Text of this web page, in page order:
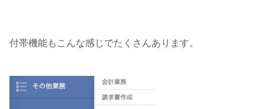
付帯機能もこんな感じでたくさんあります。